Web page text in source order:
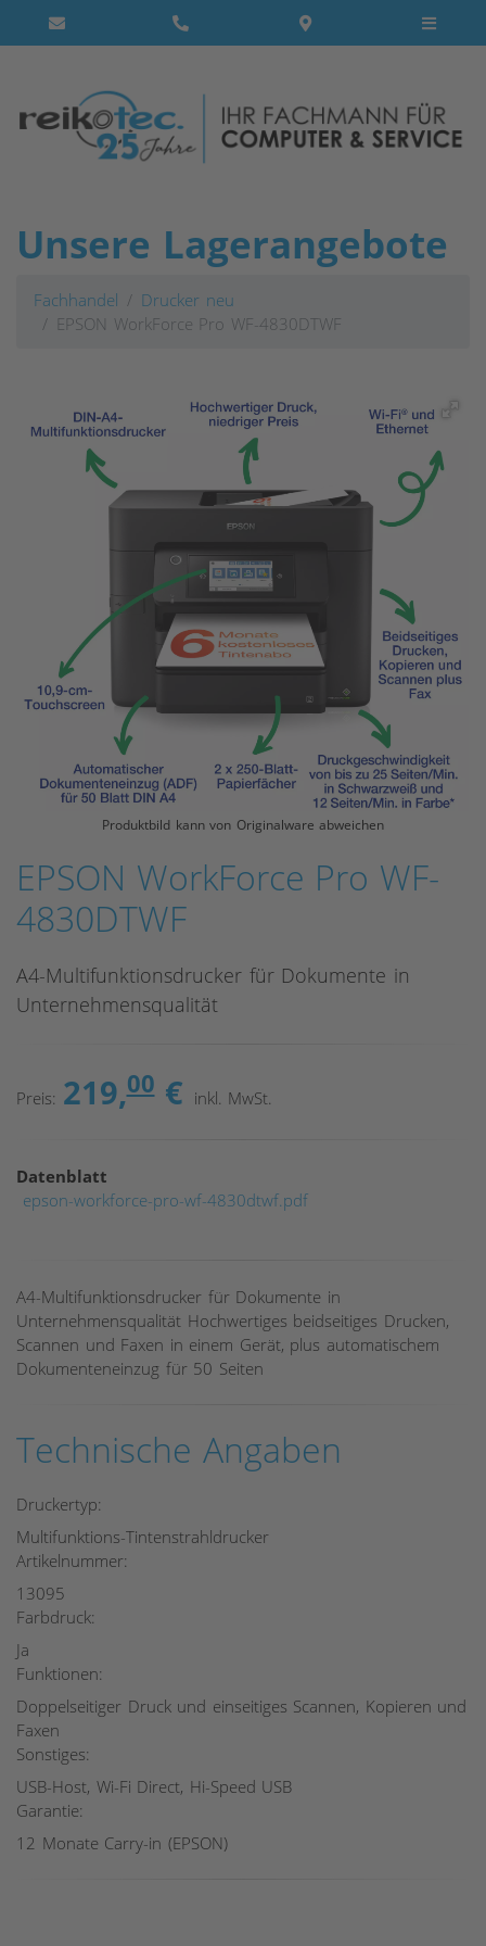
Unsere Lagerangebote
Fachhandel
Drucker neu
EPSON WorkForce Pro WF-4830DTWF
Produktbild kann von Originalware abweichen
EPSON WorkForce Pro WF-
4830DTWF
A4-Multifunktionsdrucker für Dokumente in
Unternehmensqualität
Preis: 219,00€ inkl. MwSt.
Datenblatt
epson-workforce-pro-wf-4830dtwf.pdf
A4-Multifunktionsdrucker für Dokumente in
Unternehmensqualität Hochwertiges beidseitiges Drucken,
Scannen und Faxen in einem Gerät, plus automatischem
Dokumenteneinzug für 50 Seiten
Technische Angaben
Druckertyp:
Multifunktions-Tintenstrahldrucker
Artikelnummer:
13095
Farbdruck:
Ja
Funktionen:
Doppelseitiger Druck und einseitiges Scannen, Kopieren und
Faxen
Sonstiges:
USB-Host, Wi-Fi Direct, Hi-Speed USB
Garantie:
12 Monate Carry-in (EPSON)